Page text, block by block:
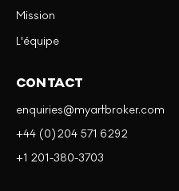
Mission
L'équipe
CONTACT
enquiries@myartbroker.com
+44 (0)204 571 6292
+1 201-380-3703